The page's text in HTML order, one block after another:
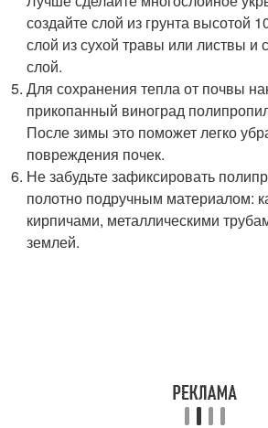
создайте слой из грунта высотой
слой из сухой травы или листвы и
слой.
Для сохранения тепла от почвы
прикопанный виноград
После зимы это поможет легко
повреждения почек.
Не забудьте зафиксировать
полотно подручным материалом:
кирпичами, металлическими
землей.